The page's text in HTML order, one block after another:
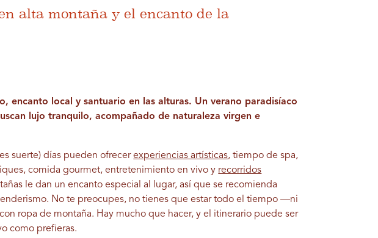
alta montaña y el encanto de la
encanto local y santuario en las alturas. Un verano paradisíaco
lujo tranquilo, acompañado de naturaleza virgen e
suerte) días pueden ofrecerexperiencias artísticas, tiempo de spa,
comida gourmet, entretenimiento en vivo y recorridos
le dan un encanto especial al lugar, así que se recomienda
No te preocupes, no tienes que estar todo el tiempo —ni
ropa de montaña. Hay mucho que hacer, y el itinerario puede ser
como prefieras.